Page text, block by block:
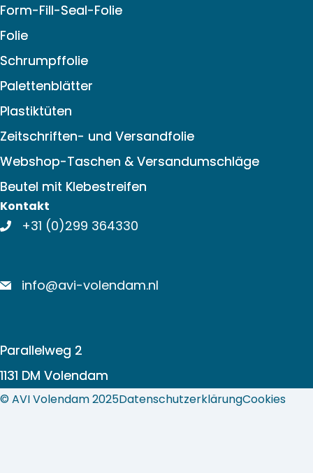
Form-Fill-Seal-Folie
Folie
Schrumpffolie
Palettenblätter
Plastiktüten
Zeitschriften- und Versandfolie
Webshop-Taschen & Versandumschläge
Beutel mit Klebestreifen
Kontakt
+31 (0)299 364330
info@avi-volendam.nl
Parallelweg 2
1131 DM Volendam
© AVI Volendam 2025DatenschutzerklärungCookies